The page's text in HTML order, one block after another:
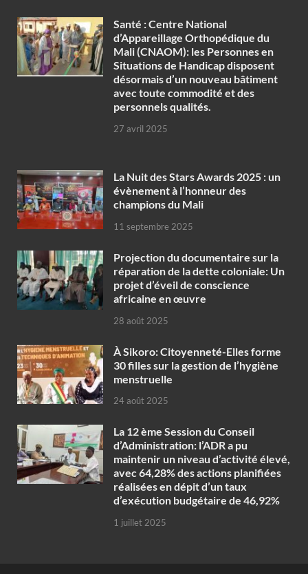
Santé : Centre National
d’Appareillage Orthopédique du
Mali (CNAOM): les Personnes en
Situations de Handicap disposent
désormais d’un nouveau bâtiment
avec toute commodité et des
personnels qualités.
27 avril 2025
‎La Nuit des Stars Awards 2025 : un
évènement à l’honneur des
champions du Mali
11 septembre 2025
Projection du documentaire sur la
réparation de la dette coloniale: Un
projet d’éveil de conscience
africaine en œuvre‎
28 août 2025
À Sikoro: Citoyenneté-Elles forme
30 filles sur la gestion de l’hygiène
menstruelle
24 août 2025
La 12 ème Session du Conseil
d’Administration: l’ADR a pu
maintenir un niveau d’activité élevé,
avec 64,28% des actions planifiées
réalisées en dépit d’un taux
d’exécution budgétaire de 46,92%
1 juillet 2025